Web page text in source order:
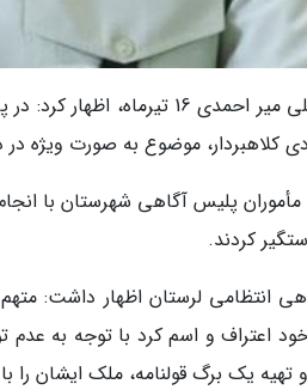
سرهنگ سید علی میر احمدی
کلاهبردار، موضوع به صورت ویژه
پلیس آگاهی شهرستان با
کردند.
انتظامی لرستان اظهار داشت:
اعتراف و اسم کرد با توجه به
قولنامه، ملک ایشان را با ارزش 9 میلیارد ریال تصاحب